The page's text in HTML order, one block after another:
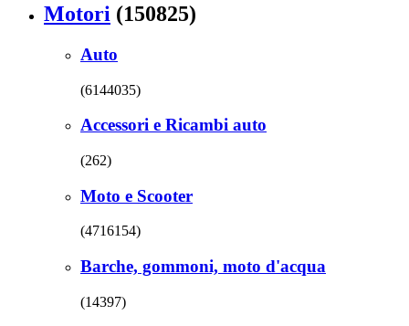
Motori (150825)
Auto
(6144035)
Accessori e Ricambi auto
(262)
Moto e Scooter
(4716154)
Barche, gommoni, moto d'acqua
(14397)